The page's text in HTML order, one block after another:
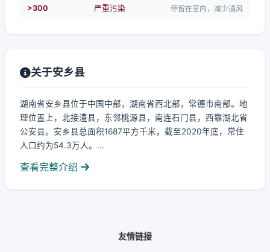
>300 严重污染 停留在室内，减少通风
关于安乡县
湖南省安乡县位于中国中部，湖南省西北部，常德市南部。地
理位置上，北接澧县，东邻桃源县，南连石门县，西靠湖北省
公安县。安乡县总面积1687平方千米，截至2020年底，常住
人口约为54.3万人。...
查看完整介绍
友情链接